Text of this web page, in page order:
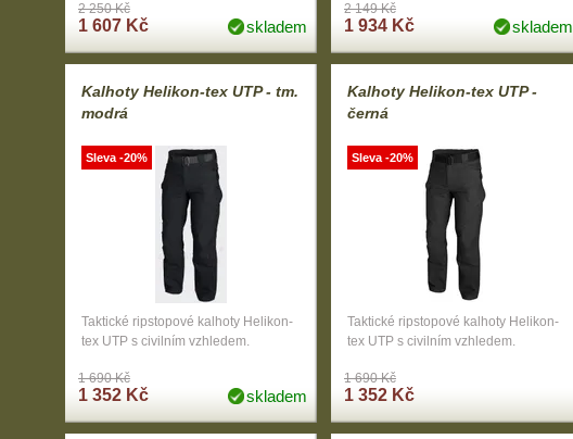
2 250 Kč
1 607 Kč skladem
2 149 Kč
1 934 Kč skladem
Kalhoty Helikon-tex UTP - tm.
modrá
Taktické ripstopové kalhoty Helikon-
tex UTP s civilním vzhledem.
1 690 Kč
1 352 Kč skladem
Sleva -20%
Kalhoty Helikon-tex UTP -
černá
Taktické ripstopové kalhoty Helikon-
tex UTP s civilním vzhledem.
1 690 Kč
1 352 Kč
Sleva -20%